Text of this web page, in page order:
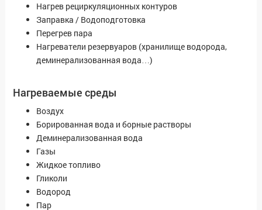
Нагрев рециркуляционных контуров
Заправка / Водоподготовка
Перегрев пара
Нагреватели резервуаров (хранилище водорода,
деминерализованная вода…)
Нагреваемые среды
Воздух
Борированная вода и борные растворы
Деминерализованная вода
Газы
Жидкое топливо
Гликоли
Водород
Пар